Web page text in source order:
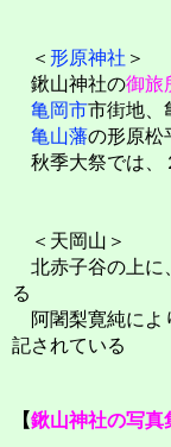
＜ 形原神社 ＞
鍬山神社の御旅
亀岡市市街地、
亀山藩の形原松
秋季大祭では、
＜天岡山＞
北赤子谷の上に
る
阿闍梨寛純によ
記されている
【鍬山神社の写真